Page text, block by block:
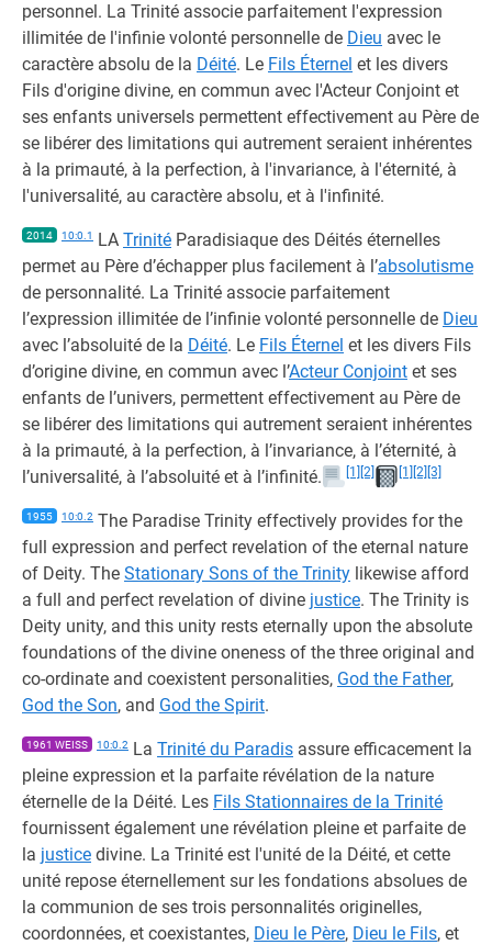
personnel. La Trinité associe parfaitement l'expression
illimitée de l'infinie volonté personnelle de Dieu avec le
caractère absolu de la Déité. Le Fils Éternel et les divers
Fils d'origine divine, en commun avec l'Acteur Conjoint et
ses enfants universels permettent effectivement au Père de
se libérer des limitations qui autrement seraient inhérentes
à la primauté, à la perfection, à l'invariance, à l'éternité, à
l'universalité, au caractère absolu, et à l'infinité.
2014 10:0.1 LA Trinité Paradisiaque des Déités éternelles
permet au Père d’échapper plus facilement à l’absolutisme
de personnalité. La Trinité associe parfaitement
l’expression illimitée de l’infinie volonté personnelle de Dieu
avec l’absoluité de la Déité. Le Fils Éternel et les divers Fils
d’origine divine, en commun avec l’Acteur Conjoint et ses
enfants de l’univers, permettent effectivement au Père de
se libérer des limitations qui autrement seraient inhérentes
à la primauté, à la perfection, à l’invariance, à l’éternité, à
l’universalité, à l’absoluité et à l’infinité.
[1] [2] [1] [2] [3]
1955 10:0.2 The Paradise Trinity effectively provides for the
full expression and perfect revelation of the eternal nature
of Deity. The Stationary Sons of the Trinity likewise afford
a full and perfect revelation of divine justice. The Trinity is
Deity unity, and this unity rests eternally upon the absolute
foundations of the divine oneness of the three original and
co-ordinate and coexistent personalities, God the Father,
God the Son, and God the Spirit.
1961 WEISS 10:0.2 La Trinité du Paradis assure efficacement la
pleine expression et la parfaite révélation de la nature
éternelle de la Déité. Les Fils Stationnaires de la Trinité
fournissent également une révélation pleine et parfaite de
la justice divine. La Trinité est l'unité de la Déité, et cette
unité repose éternellement sur les fondations absolues de
la communion de ses trois personnalités originelles,
coordonnées, et coexistantes, Dieu le Père, Dieu le Fils, et